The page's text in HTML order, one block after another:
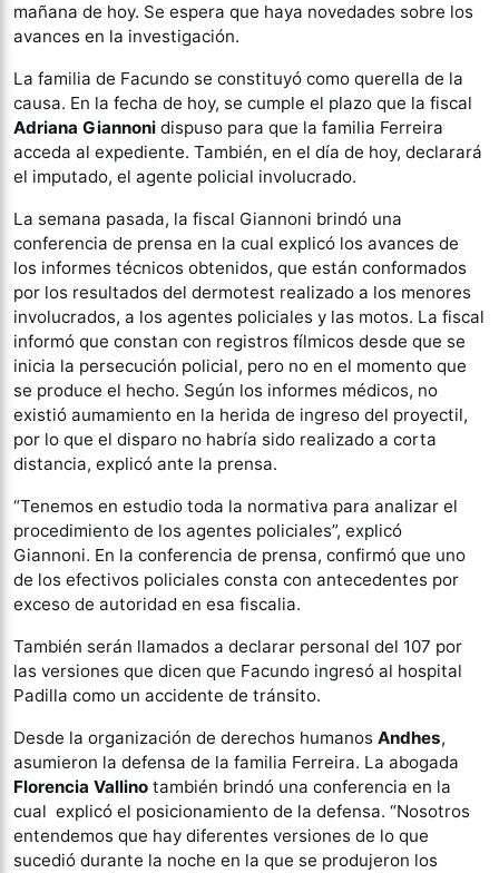
mañana de hoy. Se espera que haya novedades sobre los
avances en la investigación.
La familia de Facundo se constituyó como querella de la
causa. En la fecha de hoy, se cumple el plazo que la fiscal
Adriana Giannoni dispuso para que la familia Ferreira
acceda al expediente. También, en el día de hoy, declarará
el imputado, el agente policial involucrado.
La semana pasada, la fiscal Giannoni brindó una
conferencia de prensa en la cual explicó los avances de
los informes técnicos obtenidos, que están conformados
por los resultados del dermotest realizado a los menores
involucrados, a los agentes policiales y las motos. La fiscal
informó que constan con registros fílmicos desde que se
inicia la persecución policial, pero no en el momento que
se produce el hecho. Según los informes médicos, no
existió aumamiento en la herida de ingreso del proyectil,
por lo que el disparo no habría sido realizado a corta
distancia, explicó ante la prensa.
“Tenemos en estudio toda la normativa para analizar el
procedimiento de los agentes policiales”, explicó
Giannoni. En la conferencia de prensa, confirmó que uno
de los efectivos policiales consta con antecedentes por
exceso de autoridad en esa fiscalia.
También serán llamados a declarar personal del 107 por
las versiones que dicen que Facundo ingresó al hospital
Padilla como un accidente de tránsito.
Desde la organización de derechos humanos Andhes,
asumieron la defensa de la familia Ferreira. La abogada
Florencia Vallino también brindó una conferencia en la
cual explicó el posicionamiento de la defensa. “Nosotros
entendemos que hay diferentes versiones de lo que
sucedió durante la noche en la que se produjeron los